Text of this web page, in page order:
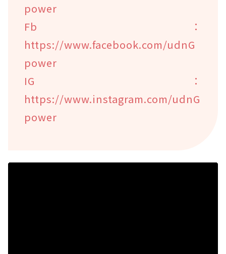
power
Fb：
https://www.facebook.com/udnG
power
IG：
https://www.instagram.com/udnG
power